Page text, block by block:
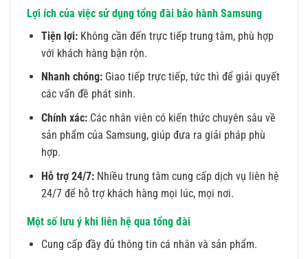
Lợi ích của việc sử dụng tổng đài bảo hành Samsung
Tiện lợi:Không cần đến trực tiếp trung tâm, phù hợp
với khách hàng bận rộn.
Nhanh chóng:Giao tiếp trực tiếp, tức thì để giải quyết
các vấn đề phát sinh.
Chính xác:Các nhân viên có kiến thức chuyên sâu về
sản phẩm của Samsung, giúp đưa ra giải pháp phù
hợp.
Hỗ trợ 24/7:Nhiều trung tâm cung cấp dịch vụ liên hệ
24/7 để hỗ trợ khách hàng mọi lúc, mọi nơi.
Một số lưu ý khi liên hệ qua tổng đài
Cung cấp đầy đủ thông tin cá nhân và sản phẩm.